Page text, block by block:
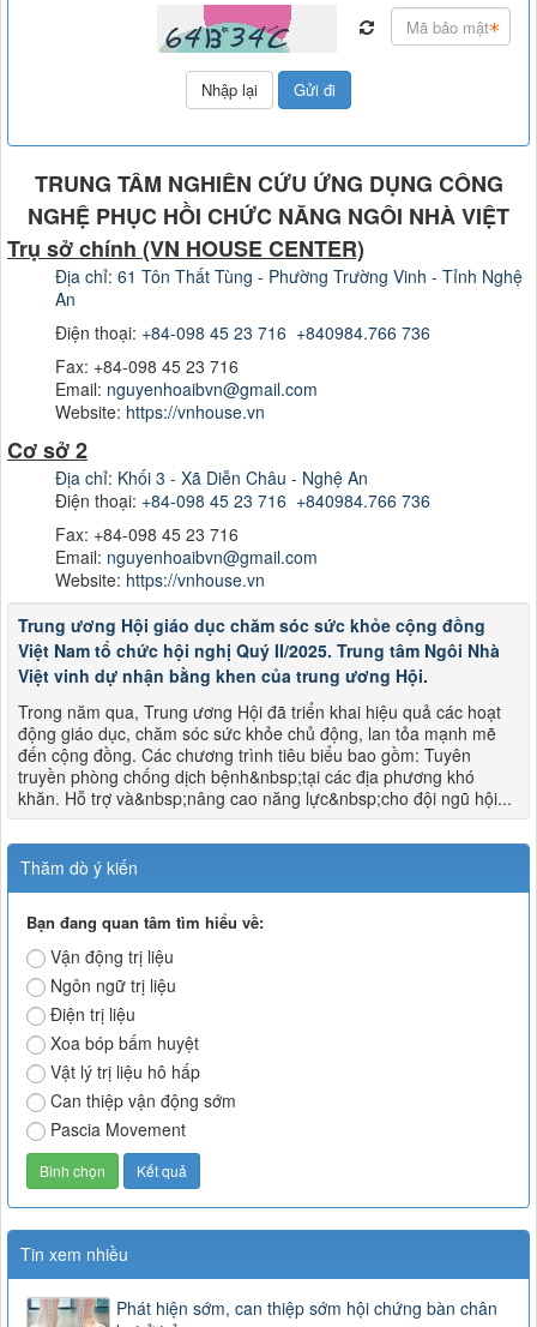
TRUNG TÂM NGHIÊN CỨU ỨNG DỤNG CÔNG
NGHỆ PHỤC HỒI CHỨC NĂNG NGÔI NHÀ VIỆT
Trụ sở chính (VN HOUSE CENTER)
Địa chỉ: 61 Tôn Thất Tùng - Phường Trường Vinh - Tỉnh Nghệ
An
Điện thoại: +84-098 45 23 716 +840984.766 736
Fax: +84-098 45 23 716
Email: nguyenhoaibvn@gmail.com
Website: https://vnhouse.vn
Cơ sở 2
Địa chỉ: Khối 3 - Xã Diễn Châu - Nghệ An
Điện thoại: +84-098 45 23 716 +840984.766 736
Fax: +84-098 45 23 716
Email: nguyenhoaibvn@gmail.com
Website: https://vnhouse.vn
Trung ương Hội giáo dục chăm sóc sức khỏe cộng đồng
Việt Nam tổ chức hội nghị Quý II/2025. Trung tâm Ngôi Nhà
Việt vinh dự nhận bằng khen của trung ương Hội.
Trong năm qua, Trung ương Hội đã triển khai hiệu quả các hoạt
động giáo dục, chăm sóc sức khỏe chủ động, lan tỏa mạnh mẽ
đến cộng đồng. Các chương trình tiêu biểu bao gồm: Tuyên
truyền phòng chống dịch bệnh&nbsp;tại các địa phương khó
khăn. Hỗ trợ và&nbsp;nâng cao năng lực&nbsp;cho đội ngũ hội...
Thăm dò ý kiến
Bạn đang quan tâm tìm hiểu về:
Vận động trị liệu
Ngôn ngữ trị liệu
Điện trị liệu
Xoa bóp bấm huyệt
Vật lý trị liệu hô hấp
Can thiệp vận động sớm
Pascia Movement
Tin xem nhiều
Phát hiện sớm, can thiệp sớm hội chứng bàn chân